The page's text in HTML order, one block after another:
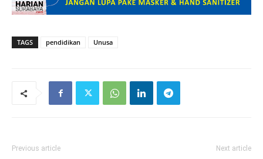
TAGS pendidikan Unusa
Previous article Next article